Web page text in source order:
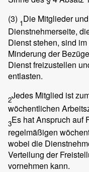
(3) 1Die Mitglieder
Dienstnehmerseite,
Dienst stehen, sind
Minderung der
Dienst freizustellen
entlasten.
2Jedes Mitglied ist
wöchentlichen
3Es hat Anspruch auf
regelmäßigen
wobei die
Verteilung der
vornehmen kann.